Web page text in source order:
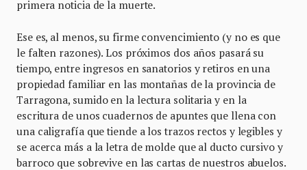
primera noticia de la muerte.
Ese es, al menos, su firme convencimiento (y no es que
le falten razones). Los próximos dos años pasará su
tiempo, entre ingresos en sanatorios y retiros en una
propiedad familiar en las montañas de la provincia de
Tarragona, sumido en la lectura solitaria y en la
escritura de unos cuadernos de apuntes que llena con
una caligrafía que tiende a los trazos rectos y legibles y
se acerca más a la letra de molde que al ducto cursivo y
barroco que sobrevive en las cartas de nuestros abuelos.